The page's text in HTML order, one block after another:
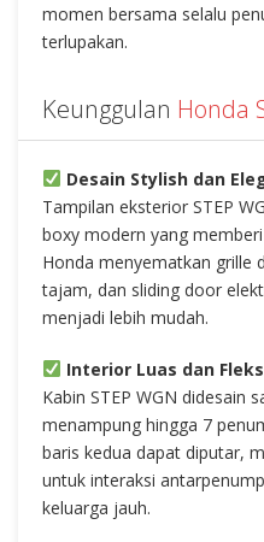
momen bersama selalu
terlupakan.
Keunggulan Honda
Desain Stylish dan
Tampilan eksterior STEP
boxy modern yang
Honda menyematkan grille
tajam, dan sliding door
menjadi lebih mudah.
Interior Luas dan
Kabin STEP WGN didesain
menampung hingga 7
baris kedua dapat diputar,
untuk interaksi
keluarga jauh.